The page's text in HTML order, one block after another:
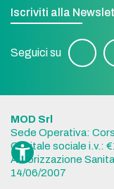
Iscriviti alla
Seguici su
MOD Srl
Sede Operativa:
Capitale sociale i.v.:
Autorizzazione
14/06/2007